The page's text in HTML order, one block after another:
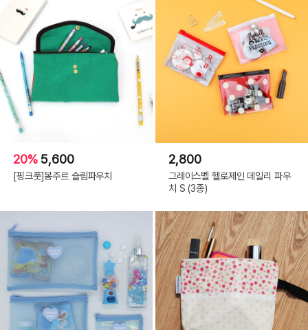
20% 5,600
[핑크풋]봉주르 슬림파우치
2,800
그레이스벨 헬로제인 데일리 파우
치 S (3종)